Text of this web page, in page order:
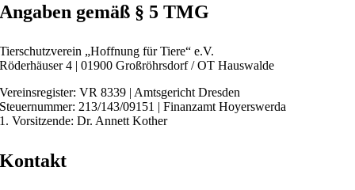
Angaben gemäß § 5 TMG
Tierschutzverein „Hoffnung für Tiere“ e.V.
Röderhäuser 4 | 01900 Großröhrsdorf / OT Hauswalde
Vereinsregister: VR 8339 | Amtsgericht Dresden
Steuernummer: 213/143/09151 | Finanzamt Hoyerswerda
1. Vorsitzende: Dr. Annett Kother
Kontakt